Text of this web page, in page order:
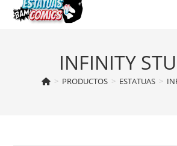
INFINITY
> PRODUCTOS > ESTATUAS >